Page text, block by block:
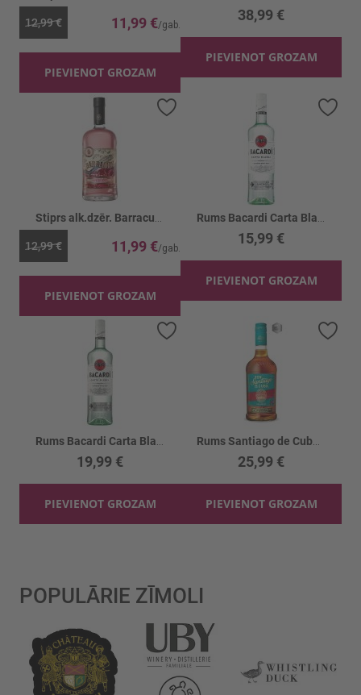
12,99 € 11,99 €
PIEVIENOT GROZAM
38,99 €
PIEVIENOT GROZAM
12,99 € 11,99 €
PIEVIENOT GROZAM
Pievienot vēlmju sarakstam
15,99 €
PIEVIENOT GROZAM
19,99 €
PIEVIENOT GROZAM
Pievienot vēlmju sarakstam
25,99 €
PIEVIENOT GROZAM
POPULĀRIE ZĪMOLI